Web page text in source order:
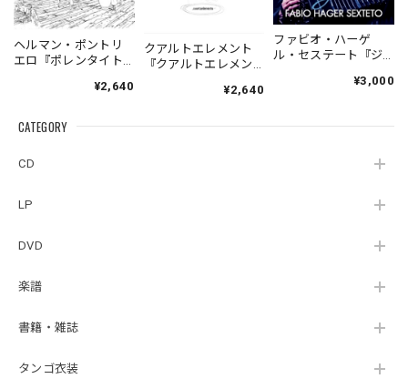
CATEGORY
CD
LP
DVD
楽譜
書籍・雑誌
タンゴ衣装
ヘルマン・ポントリ
エロ『ポレンタイト
Pontoriero『POLENT
la Ribera』
¥2,640
クアルトエレメント
『クアルトエレメン
Cuartoelemento『Cu
（007RECORDS-27）
¥2,640
ファビオ・ハーゲ
ル・セステート『ジ
¥3,000